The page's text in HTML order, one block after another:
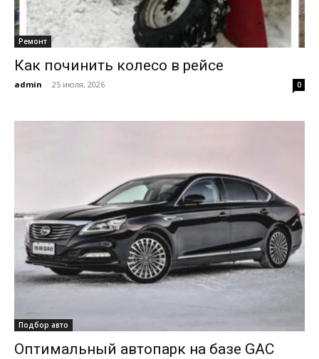
Ремонт
Как починить колесо в рейсе
admin - 25 июля, 2026 0
Подбор авто
Оптимальный автопарк на базе GAC